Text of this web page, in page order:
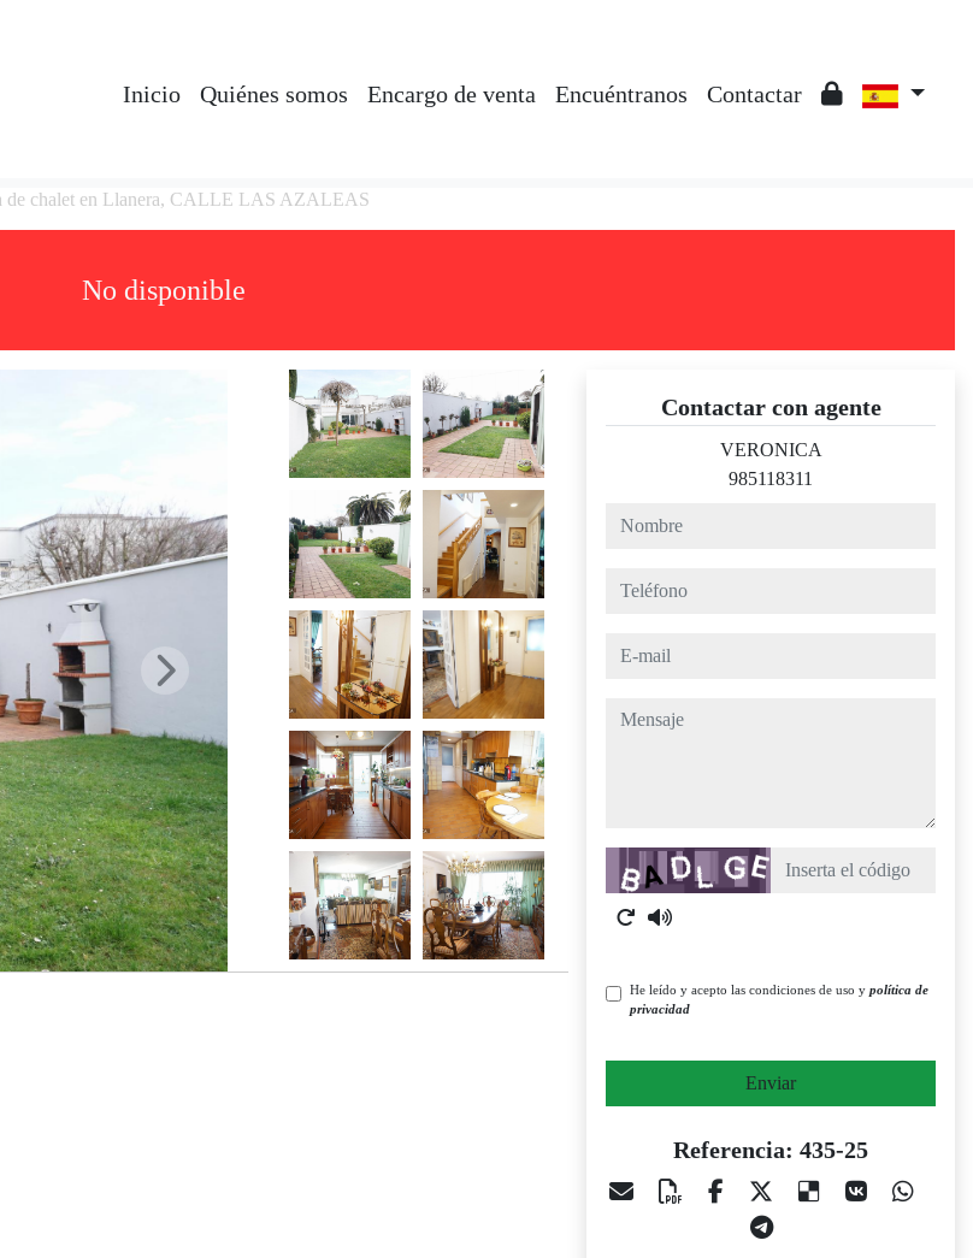
Inicio Quiénes somos Encargo de venta Encuéntranos Contactar
de chalet en Llanera, CALLE LAS AZALEAS
No disponible
Contactar con agente
VERONICA
985118311
nombre
teléfono
e-mail
mensaje
Captcha
He leído y acepto las condiciones de uso y política de
privacidad
Enviar
Referencia: 435-25